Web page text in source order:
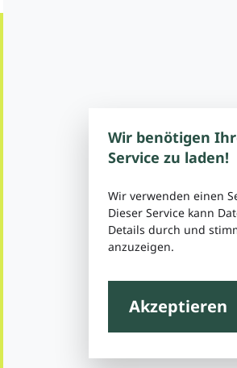
Wir benötigen
Service zu laden!
Wir verwenden einen
Dieser Service kann
Details durch und
anzuzeigen.
Akzeptieren